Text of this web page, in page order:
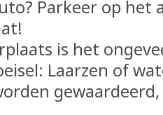
Parkeer op het
is het
Laarzen of